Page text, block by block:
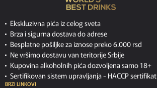
Ekskluzivna pića iz celog sveta
Brza i sigurna dostava do adrese
Besplatne pošiljke za iznose preko 6.000 rsd
Ne vršimo dostavu van teritorije Srbije
Kupovina alkoholnih pića dozvoljena samo 18+
Sertifikovan sistem upravljanja - HACCP sertifikat
BRZI LINKOVI